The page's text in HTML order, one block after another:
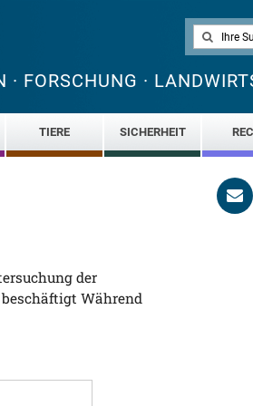
· FORSCHUNG ·
TIERE SICHERHEIT
der
Während